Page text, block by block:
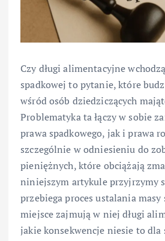
Czy długi alimentacyjne
spadkowej to pytanie, które
wśród osób dziedziczących
Problematyka ta łączy w sobie
prawa spadkowego, jak i prawa
szczególnie w odniesieniu do
pieniężnych, które obciążają
niniejszym artykule przyjrzymy
przebiega proces ustalania
miejsce zajmują w niej długi
jakie konsekwencje niesie to dla